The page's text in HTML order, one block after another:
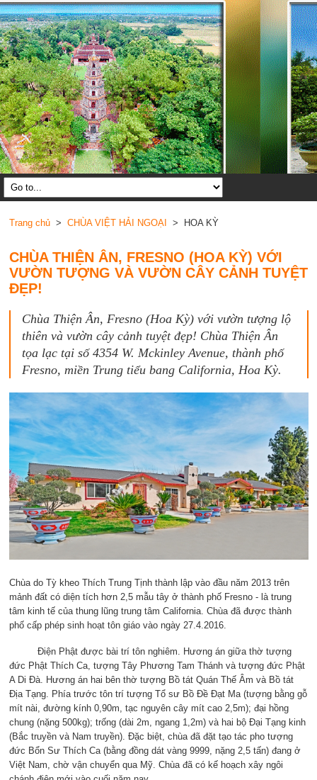
Trang chủ> CHÙA VIỆT HẢI NGOẠI > HOA KỲ
CHÙA THIỆN ÂN, FRESNO (HOA KỲ) VỚI
VƯỜN TƯỢNG VÀ VƯỜN CÂY CẢNH TUYỆT
ĐẸP!
Chùa Thiện Ân, Fresno (Hoa Kỳ) với vườn tượng lộ
thiên và vườn cây cảnh tuyệt đẹp! Chùa Thiện Ân
tọa lạc tại số 4354 W. Mckinley Avenue, thành phố
Fresno, miền Trung tiểu bang California, Hoa Kỳ.
Chùa do Tỳ kheo Thích Trung Tịnh thành lập vào đầu năm 2013 trên
mảnh đất có diện tích hơn 2,5 mẫu tây ở thành phố Fresno - là trung
tâm kinh tế của thung lũng trung tâm California. Chùa đã được thành
phố cấp phép sinh hoạt tôn giáo vào ngày 27.4.2016.
Điện Phật được bài trí tôn nghiêm. Hương án giữa thờ tượng
đức Phật Thích Ca, tượng Tây Phương Tam Thánh và tượng đức Phật
A Di Đà. Hương án hai bên thờ tượng Bồ tát Quán Thế Âm và Bồ tát
Địa Tạng. Phía trước tôn trí tượng Tổ sư Bồ Đề Đạt Ma (tượng bằng gỗ
mít nài, đường kính 0,90m, tạc nguyên cây mít cao 2,5m); đại hồng
chung (nặng 500kg); trống (dài 2m, ngang 1,2m) và hai bộ Đại Tạng kinh
(Bắc truyền và Nam truyền). Đặc biệt, chùa đã đặt tạo tác pho tượng
đức Bổn Sư Thích Ca (bằng đồng dát vàng 9999, nặng 2,5 tấn) đang ở
Việt Nam, chờ vận chuyển qua Mỹ. Chùa đã có kế hoạch xây ngôi